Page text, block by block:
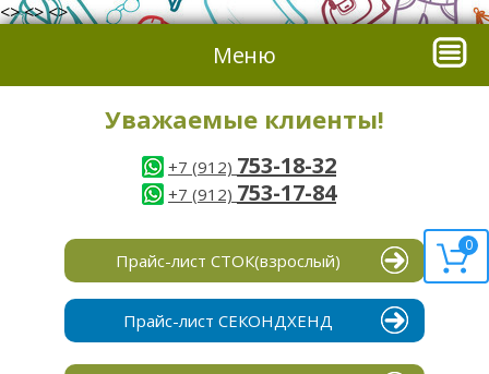
<> <> <>
0
Меню
Уважаемые клиенты!
+7 (912) 753-18-32
+7 (912) 753-17-84
Прайс-лист СТОК(взрослый)
Прайс-лист СЕКОНДХЕНД